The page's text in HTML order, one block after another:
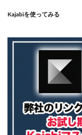
Kajabiを使ってみる